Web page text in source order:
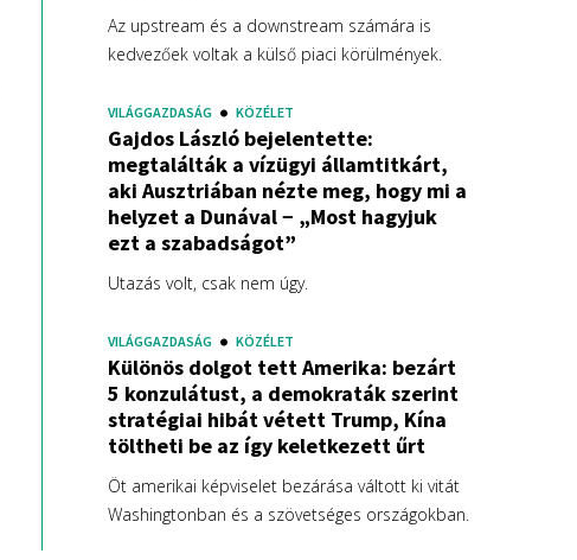
Az upstream és a downstream számára is
kedvezőek voltak a külső piaci körülmények.
VILÁGGAZDASÁG KÖZÉLET
Gajdos László bejelentette:
megtalálták a vízügyi államtitkárt,
aki Ausztriában nézte meg, hogy mi a
helyzet a Dunával − „Most hagyjuk
ezt a szabadságot”
Utazás volt, csak nem úgy.
VILÁGGAZDASÁG KÖZÉLET
Különös dolgot tett Amerika: bezárt
5 konzulátust, a demokraták szerint
stratégiai hibát vétett Trump, Kína
töltheti be az így keletkezett űrt
Öt amerikai képviselet bezárása váltott ki vitát
Washingtonban és a szövetséges országokban.